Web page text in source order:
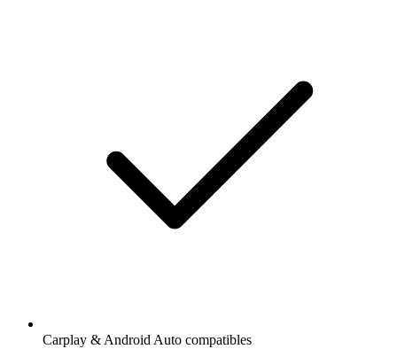
Carplay & Android Auto compatibles